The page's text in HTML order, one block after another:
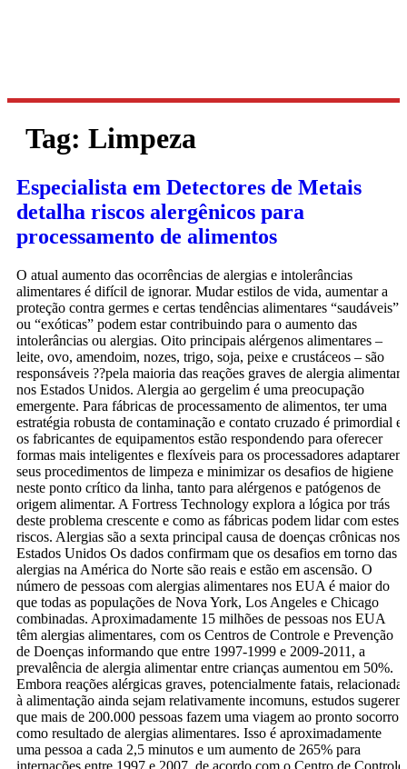
Tag: Limpeza
Especialista em Detectores de Metais
detalha riscos alergênicos para
processamento de alimentos
O atual aumento das ocorrências de alergias e intolerâncias
alimentares é difícil de ignorar. Mudar estilos de vida, aumentar a
proteção contra germes e certas tendências alimentares “saudáveis”
ou “exóticas” podem estar contribuindo para o aumento das
intolerâncias ou alergias. Oito principais alérgenos alimentares –
leite, ovo, amendoim, nozes, trigo, soja, peixe e crustáceos – são
responsáveis ??pela maioria das reações graves de alergia alimentar
nos Estados Unidos. Alergia ao gergelim é uma preocupação
emergente. Para fábricas de processamento de alimentos, ter uma
estratégia robusta de contaminação e contato cruzado é primordial e
os fabricantes de equipamentos estão respondendo para oferecer
formas mais inteligentes e flexíveis para os processadores adaptarem
seus procedimentos de limpeza e minimizar os desafios de higiene
neste ponto crítico da linha, tanto para alérgenos e patógenos de
origem alimentar. A Fortress Technology explora a lógica por trás
deste problema crescente e como as fábricas podem lidar com estes
riscos. Alergias são a sexta principal causa de doenças crônicas nos
Estados Unidos Os dados confirmam que os desafios em torno das
alergias na América do Norte são reais e estão em ascensão. O
número de pessoas com alergias alimentares nos EUA é maior do
que todas as populações de Nova York, Los Angeles e Chicago
combinadas. Aproximadamente 15 milhões de pessoas nos EUA
têm alergias alimentares, com os Centros de Controle e Prevenção
de Doenças informando que entre 1997-1999 e 2009-2011, a
prevalência de alergia alimentar entre crianças aumentou em 50%.
Embora reações alérgicas graves, potencialmente fatais, relacionadas
à alimentação ainda sejam relativamente incomuns, estudos sugerem
que mais de 200.000 pessoas fazem uma viagem ao pronto socorro
como resultado de alergias alimentares. Isso é aproximadamente
uma pessoa a cada 2,5 minutos e um aumento de 265% para
internações entre 1997 e 2007, de acordo com o Centro de Controle